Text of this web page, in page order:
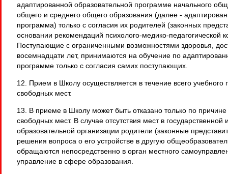
адаптированной образовательной программе начального
общего и среднего общего образования (далее -
программа) только с согласия их родителей (законных
основании рекомендаций психолого-медико-педагогической
Поступающие с ограниченными возможностями здоровья,
восемнадцати лет, принимаются на обучение по
программе только с согласия самих поступающих.
12. Прием в Школу осуществляется в течение всего учебного
свободных мест.
13. В приеме в Школу может быть отказано только по причине
свободных мест. В случае отсутствия мест в
образовательной организации родители (законные
решения вопроса о его устройстве в другую
обращаются непосредственно в орган местного
управление в сфере образования.